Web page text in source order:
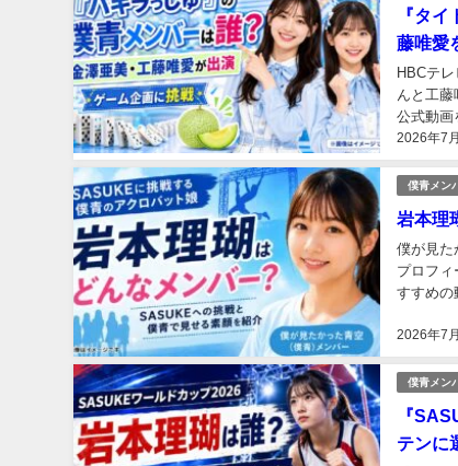
『タ
藤唯愛
2026年7
HBCテ
んと工
公式動画
僕青メン
岩本理
2026年7
僕が見た
プロフィ
すすめの
僕青メン
『
テンに